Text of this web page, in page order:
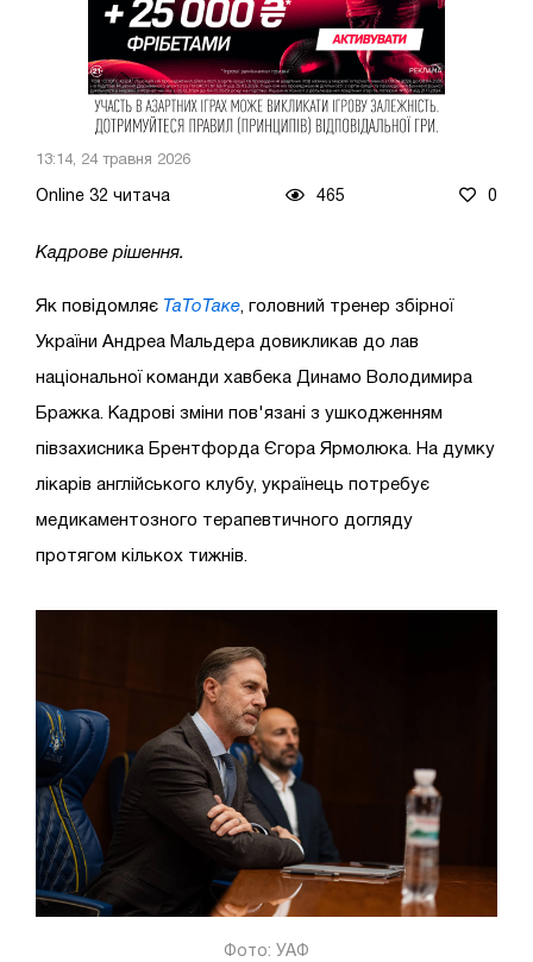
13:14, 24 травня 2026
Online 32 читача 465 0
Кадрове рішення.
Як повідомляє ТаТоТаке , головний тренер збірної
України Андреа Мальдера довикликав до лав
національної команди хавбека Динамо Володимира
Бражка. Кадрові зміни пов'язані з ушкодженням
півзахисника Брентфорда Єгора Ярмолюка. На думку
лікарів англійського клубу, українець потребує
медикаментозного терапевтичного догляду
протягом кількох тижнів.
Фото: УАФ